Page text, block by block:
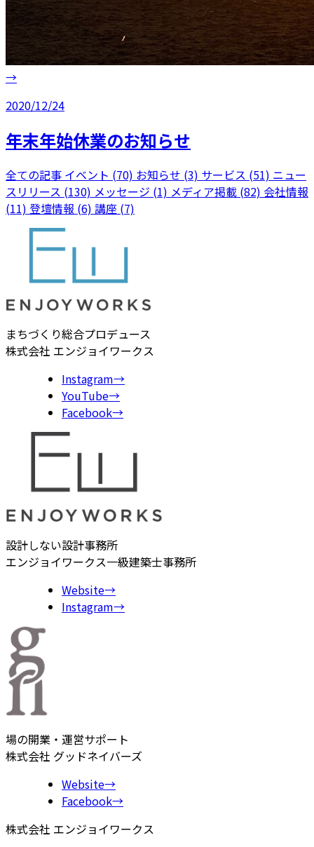
→
2020/12/24
年末年始休業のお知らせ
全ての記事 イベント (70) お知らせ (3) サービス (51) ニュー
スリリース (130) メッセージ (1) メディア掲載 (82) 会社情報
(11) 登壇情報 (6) 講座 (7)
まちづくり総合プロデュース
株式会社 エンジョイワークス
Instagram→
YouTube→
Facebook→
設計しない設計事務所
エンジョイワークス一級建築士事務所
Website→
Instagram→
場の開業・運営サポート
株式会社 グッドネイバーズ
Website→
Facebook→
株式会社 エンジョイワークス